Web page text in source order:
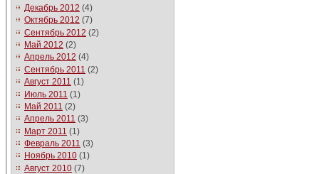
Декабрь 2012 (4)
Октябрь 2012 (7)
Сентябрь 2012 (2)
Май 2012 (2)
Апрель 2012 (4)
Сентябрь 2011 (2)
Август 2011 (1)
Июль 2011 (1)
Май 2011 (2)
Апрель 2011 (3)
Март 2011 (1)
Февраль 2011 (3)
Ноябрь 2010 (1)
Август 2010 (7)